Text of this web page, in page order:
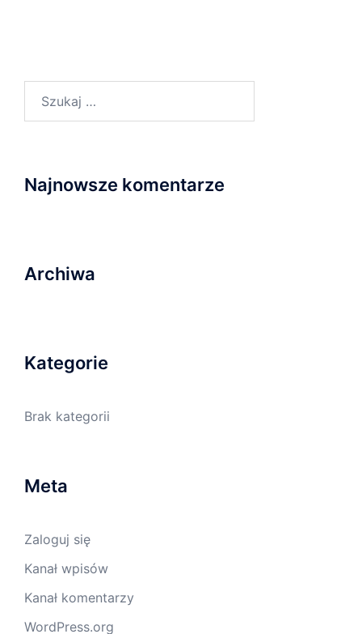
Najnowsze komentarze
Archiwa
Kategorie
Brak kategorii
Meta
Zaloguj się
Kanał wpisów
Kanał komentarzy
WordPress.org